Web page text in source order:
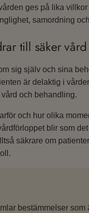
ges på lika
samordning
till säker vård
sig själv och sina
är delaktig i
och behandling.
och hur olika
blir som
säkrare om
bestämmelser